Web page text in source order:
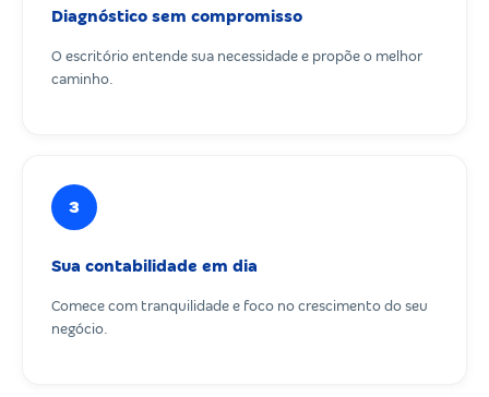
Diagnóstico sem compromisso
O escritório entende sua necessidade e propõe o melhor
caminho.
3
Sua contabilidade em dia
Comece com tranquilidade e foco no crescimento do seu
negócio.